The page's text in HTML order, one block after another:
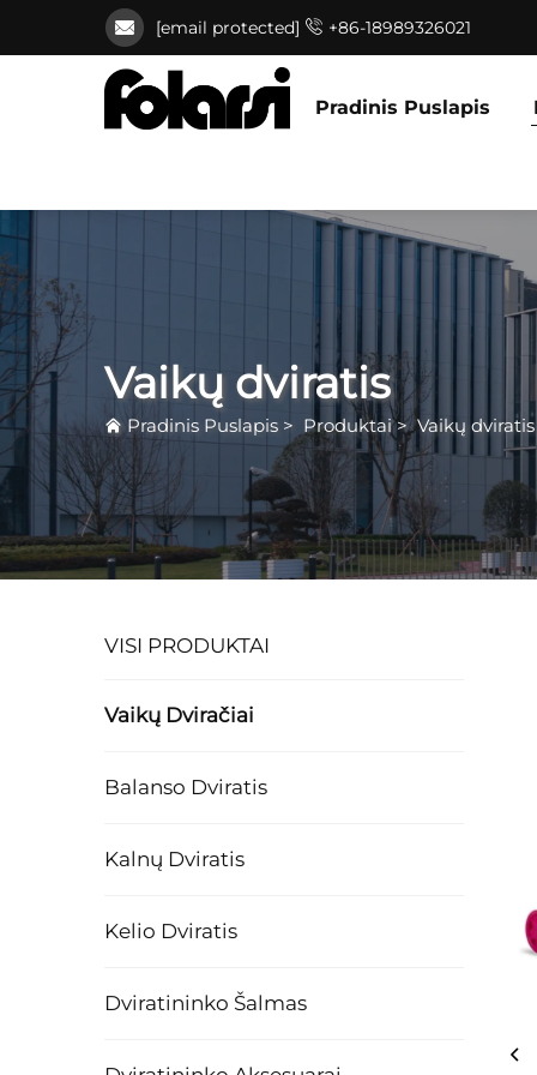
[email protected] +86-18989326021
Pradinis Puslapis
Vaikų dviratis
Pradinis Puslapis > Produktai>Vaikų dviratis
VISI PRODUKTAI
Vaikų Dviračiai
Balanso Dviratis
Kalnų Dviratis
Kelio Dviratis
Dviratininko Šalmas